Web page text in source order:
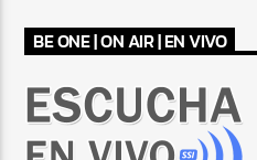
BE ONE | ON AIR | EN VIVO